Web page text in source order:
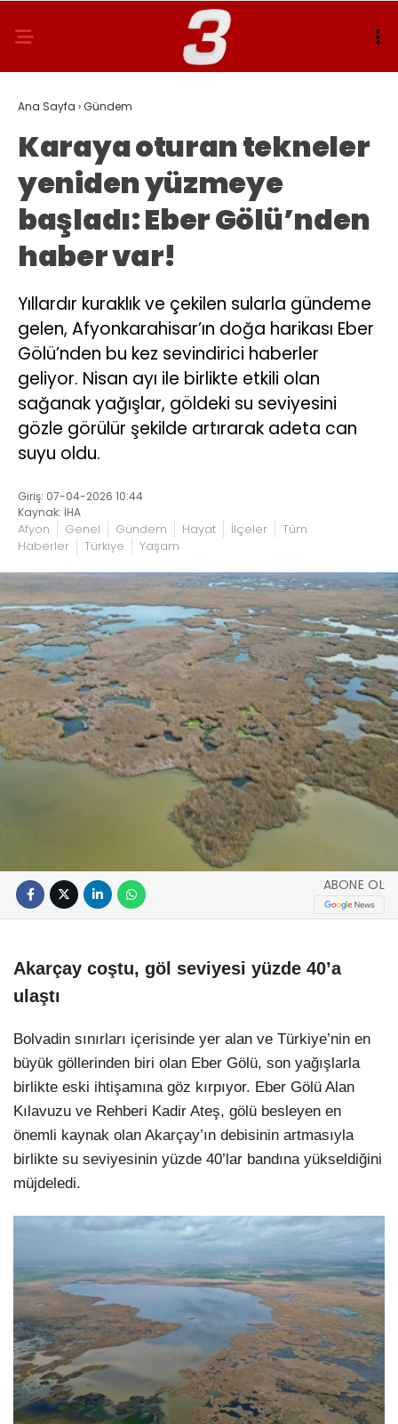
Ana Sayfa ›Gündem
Karaya oturan tekneler
yeniden yüzmeye
başladı: Eber Gölü’nden
haber var!
Yıllardır kuraklık ve çekilen sularla gündeme
gelen, Afyonkarahisar’ın doğa harikası Eber
Gölü’nden bu kez sevindirici haberler
geliyor. Nisan ayı ile birlikte etkili olan
sağanak yağışlar, göldeki su seviyesini
gözle görülür şekilde artırarak adeta can
suyu oldu.
Giriş: 07-04-2026 10:44
Kaynak: İHA
Afyon Genel Gündem Hayat İlçeler
Tüm
Haberler
Türkiye Yaşam
ABONE OL
Akarçay coştu, göl seviyesi yüzde 40’a
ulaştı
Bolvadin sınırları içerisinde yer alan ve Türkiye’nin en
büyük göllerinden biri olan Eber Gölü, son yağışlarla
birlikte eski ihtişamına göz kırpıyor. Eber Gölü Alan
Kılavuzu ve Rehberi Kadir Ateş, gölü besleyen en
önemli kaynak olan Akarçay’ın debisinin artmasıyla
birlikte su seviyesinin yüzde 40’lar bandına yükseldiğini
müjdeledi.